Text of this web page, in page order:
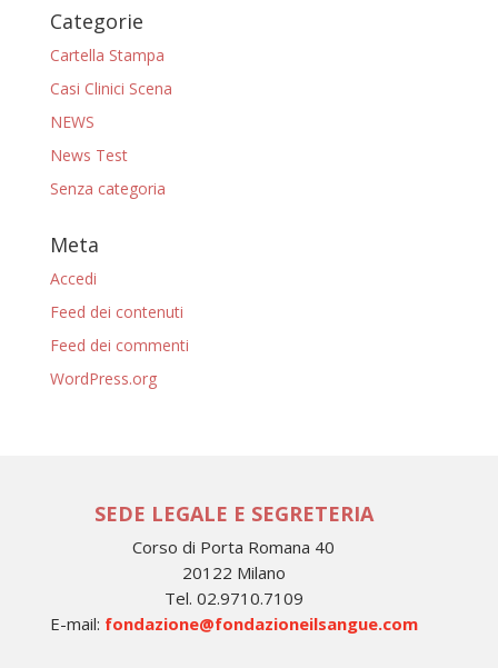
Categorie
Cartella Stampa
Casi Clinici Scena
NEWS
News Test
Senza categoria
Meta
Accedi
Feed dei contenuti
Feed dei commenti
WordPress.org
SEDE LEGALE E SEGRETERIA
Corso di Porta Romana 40
20122 Milano
Tel. 02.9710.7109
E-mail: fondazione@fondazioneilsangue.com